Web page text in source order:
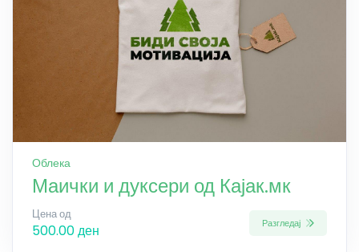
Облека
Маички и дуксери од Кајак.мк
Цена од
500.00 ден Разгледај